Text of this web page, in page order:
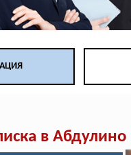
в Абдулино